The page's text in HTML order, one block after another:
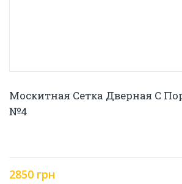
Москитная Сетка Дверная С
№4
2850 грн